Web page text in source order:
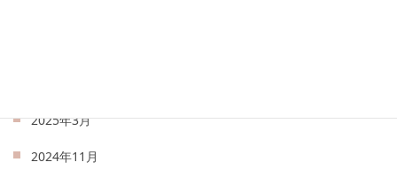
2025年3月
2024年11月